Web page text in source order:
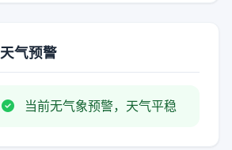
天气预警
当前无气象预警，天气平稳